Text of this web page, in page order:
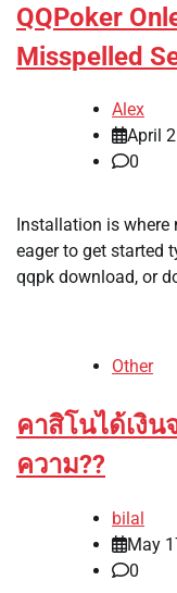
QQPoker
Misspelled
Alex
April
0
Installation is
eager to get started
qqpk download, or
Other
คาสิโนได้เงิน
ความ??
bilal
May
0